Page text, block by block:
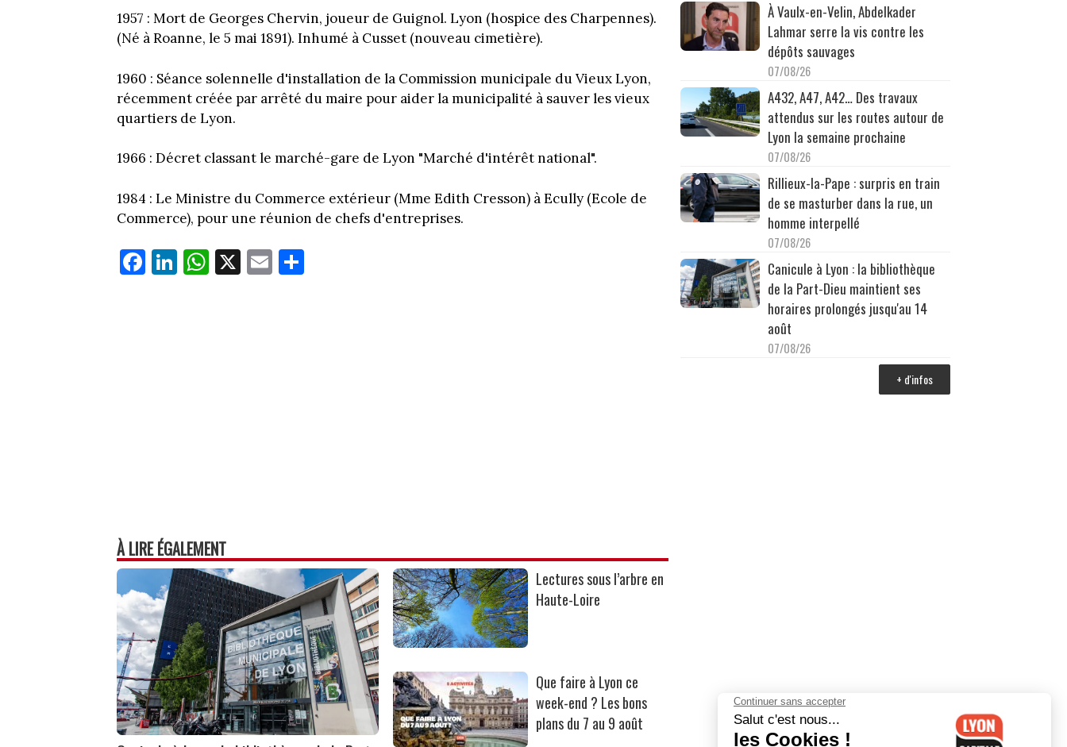
1957 : Mort de Georges Chervin, joueur de Guignol. Lyon (hospice des Charpennes).
(Né à Roanne, le 5 mai 1891). Inhumé à Cusset (nouveau cimetière).
1960 : Séance solennelle d'installation de la Commission municipale du Vieux Lyon,
récemment créée par arrêté du maire pour aider la municipalité à sauver les vieux
quartiers de Lyon.
1966 : Décret classant le marché-gare de Lyon "Marché d'intérêt national".
1984 : Le Ministre du Commerce extérieur (Mme Edith Cresson) à Ecully (Ecole de
Commerce), pour une réunion de chefs d'entreprises.
Fa
ce
Li
nk
W
ha
X E
m
À LIRE ÉGALEMENT
Lectures sous l’arbre en
Haute-Loire
Que faire à Lyon ce
week-end ? Les bons
plans du 7 au 9 août
À Vaulx-en-Velin, Abdelkader
Lahmar serre la vis contre les
dépôts sauvages
07/08/26
A432, A47, A42… Des travaux
attendus sur les routes autour de
Lyon la semaine prochaine
07/08/26
Rillieux-la-Pape : surpris en train
de se masturber dans la rue, un
homme interpellé
07/08/26
Canicule à Lyon : la bibliothèque
de la Part-Dieu maintient ses
horaires prolongés jusqu'au 14
août
07/08/26
+ d'infos